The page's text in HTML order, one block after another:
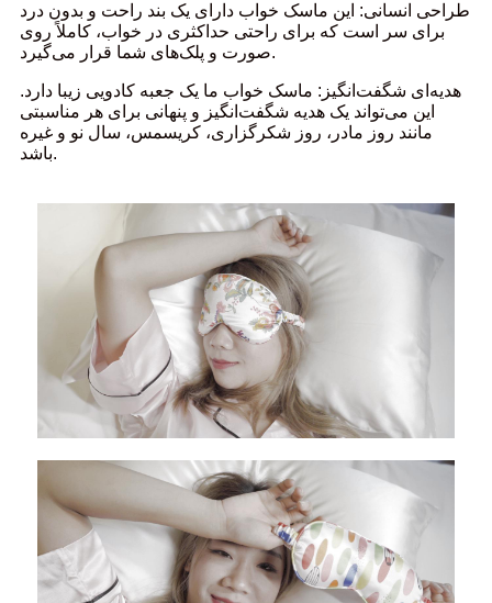
طراحی انسانی: این ماسک خواب دارای یک بند راحت و بدون درد
برای سر است که برای راحتی حداکثری در خواب، کاملاً روی
صورت و پلک‌های شما قرار می‌گیرد.
هدیه‌ای شگفت‌انگیز: ماسک خواب ما یک جعبه کادویی زیبا دارد.
این می‌تواند یک هدیه شگفت‌انگیز و پنهانی برای هر مناسبتی
مانند روز مادر، روز شکرگزاری، کریسمس، سال نو و غیره
باشد.